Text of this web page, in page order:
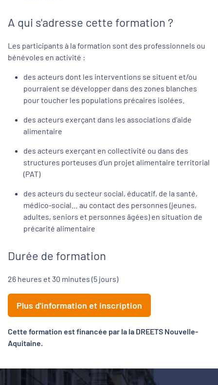
A qui s'adresse cette formation ?
Les participants à la formation sont des professionnels ou
bénévoles en activité :
des acteurs dont les interventions se situent et/ou
pourraient se développer dans des zones blanches
pour toucher les populations précaires isolées.
des acteurs exerçant dans les associations d’aide
alimentaire
des acteurs exerçant en collectivité ou dans des
structures porteuses d’un projet alimentaire territorial
(PAT)
des acteurs du secteur social, éducatif, de la santé,
médico-social… au contact des personnes (jeunes,
adultes, seniors et personnes âgées) en situation de
précarité alimentaire
Durée de formation
26 heures et 30 minutes (5 jours)
Plus d'information et inscription
Cette formation est financée par la la DREETS Nouvelle-
Aquitaine.